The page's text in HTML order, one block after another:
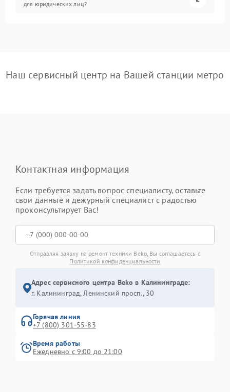
для юридических лиц?
Наш сервисный центр на Вашей станции метро
Контактная информация
Если требуется задать вопрос специалисту, оставьте
свои данные и дежурный специалист с радостью
проконсультирует Вас!
Отправляя заявку на ремонт техники Beko, Вы соглашаетесь с
Политикой конфиденциальности
Адрес сервисного центра Beko в Калининграде:
г. Калининград, Ленинский просп., 30
Горячая линия
+7 (800) 301-55-83
Время работы
Ежедневно с 9:00 до 21:00